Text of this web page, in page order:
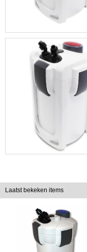
Laatst bekeken items